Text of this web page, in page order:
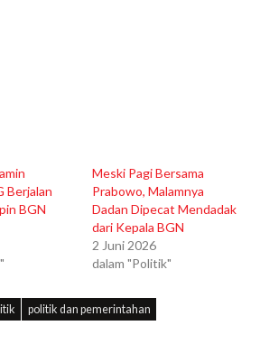
Berjalan
BGN
Meski Pagi Bersama
Prabowo, Malamnya
Dadan Dipecat Mendadak
dari Kepala BGN
2 Juni 2026
dalam "Politik"
politik dan pemerintahan